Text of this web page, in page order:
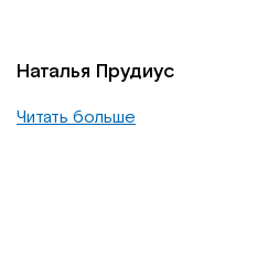
Наталья Прудиус
Читать больше